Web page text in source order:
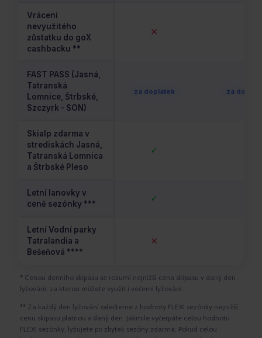
Vrácení
nevyužitého
zůstatku do goX
cashbacku **
✕
FAST PASS (Jasná,
Tatranská
Lomnice, Štrbské,
Szczyrk - SON)
za doplatek za
Skialp zdarma v
strediskách Jasná,
Tatranská Lomnica
a Štrbské Pleso
✓
Letní lanovky v
ceně sezónky ***
✓
Letní Vodní parky
Tatralandia a
Bešeňová ****
✕
* Cenou denního skipasu se rozumí nejnižší cena skipasu v daný den
lyžování, za kterou můžete využít i večerní lyžování.
** Za každý den lyžování odečteme z hodnoty FLEXI sezónky nejnižší
cenu skipasu platnou v daný den. Jakmile vyčerpáte celou hodnotu
FLEXI sezónky, lyžujete po zbytek sezóny zdarma. Pokud celou